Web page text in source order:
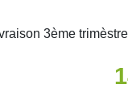
3ème